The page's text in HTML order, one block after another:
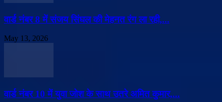
वार्ड नंबर 8 में संजय सिंघल की मेहनत रंग ला रही,...
May 13, 2026
वार्ड नंबर 10 में युवा जोश के साथ उतरे अमित कुमार,...